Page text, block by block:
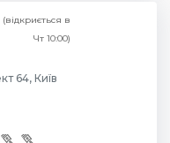
(відкриється в
Чт 10:00)
Повіртрофлотский проспект 64, Київ